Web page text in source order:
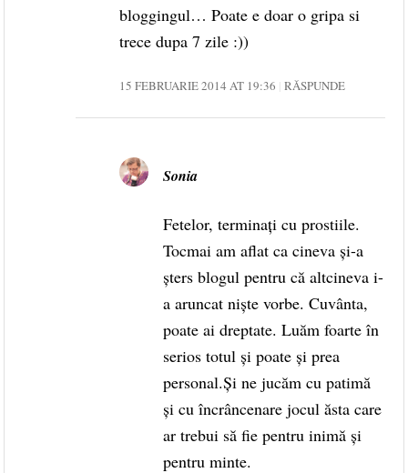
bloggingul… Poate e doar o gripa si
trece dupa 7 zile :))
15 FEBRUARIE 2014 AT 19:36 RĂSPUNDE
Sonia
Fetelor, terminați cu prostiile.
Tocmai am aflat ca cineva și-a
șters blogul pentru că altcineva i-
a aruncat niște vorbe. Cuvânta,
poate ai dreptate. Luăm foarte în
serios totul și poate și prea
personal.Și ne jucăm cu patimă
și cu încrâncenare jocul ăsta care
ar trebui să fie pentru inimă și
pentru minte.